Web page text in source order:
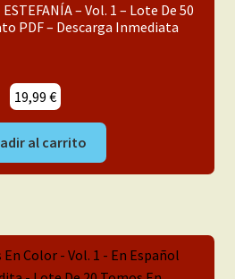
– Vol. 1 – Lote De 50
PDF – Descarga Inmediata
19,99 €
al carrito